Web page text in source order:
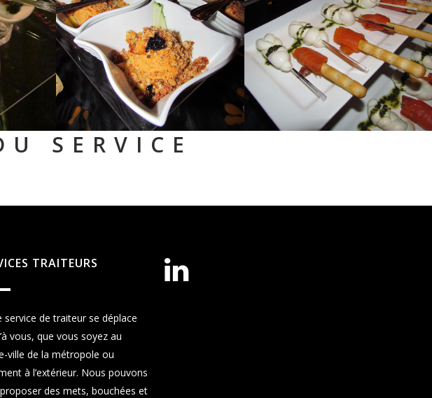
SERVICE
TRAITEURS
service de traiteur se déplace
vous, que vous soyez au
ville de la métropole ou
à l’extérieur. Nous pouvons
des mets, bouchées et